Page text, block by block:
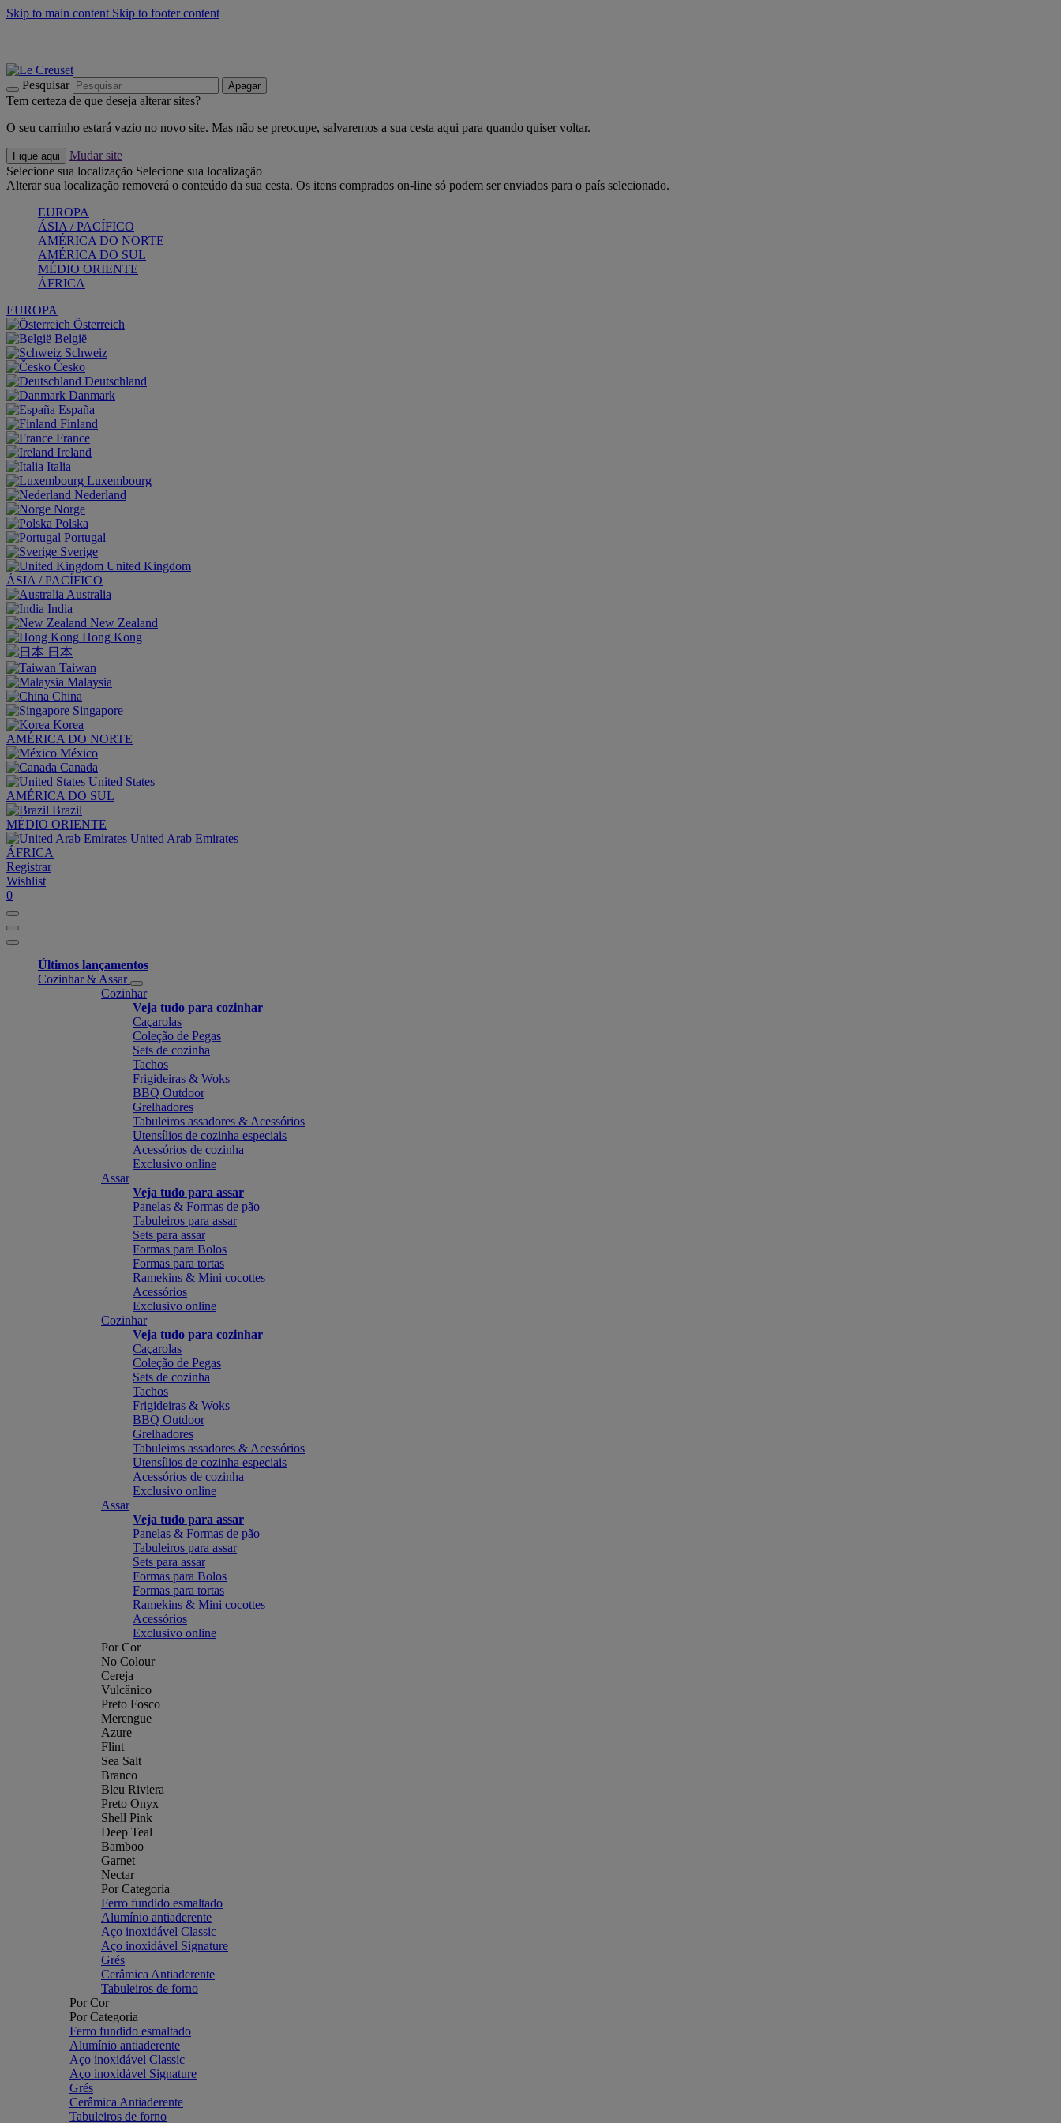
Skip to main content Skip to footer content
Pesquisar Apagar
Tem certeza de que deseja alterar sites?
O seu carrinho estará vazio no novo site. Mas não se preocupe, salvaremos a sua cesta aqui para quando quiser voltar.
Fique aqui
Mudar site
Selecione sua localização Selecione sua localização
Alterar sua localização removerá o conteúdo da sua cesta. Os itens comprados on-line só podem ser enviados para o país selecionado.
EUROPA
ÁSIA / PACÍFICO
AMÉRICA DO NORTE
AMÉRICA DO SUL
MÉDIO ORIENTE
ÁFRICA
EUROPA
Österreich
België
Schweiz
Česko
Deutschland
Danmark
España
Finland
France
Ireland
Italia
Luxembourg
Nederland
Norge
Polska
Portugal
Sverige
United Kingdom
ÁSIA / PACÍFICO
Australia
India
New Zealand
Hong Kong
日本
Taiwan
Malaysia
China
Singapore
Korea
AMÉRICA DO NORTE
México
Canada
United States
AMÉRICA DO SUL
Brazil
MÉDIO ORIENTE
United Arab Emirates
ÁFRICA
Registrar
Wishlist
0
Últimos lançamentos
Cozinhar & Assar
Cozinhar
Veja tudo para cozinhar
Caçarolas
Coleção de Pegas
Sets de cozinha
Tachos
Frigideiras & Woks
BBQ Outdoor
Grelhadores
Tabuleiros assadores & Acessórios
Utensílios de cozinha especiais
Acessórios de cozinha
Exclusivo online
Assar
Veja tudo para assar
Panelas & Formas de pão
Tabuleiros para assar
Sets para assar
Formas para Bolos
Formas para tortas
Ramekins & Mini cocottes
Acessórios
Exclusivo online
Cozinhar
Veja tudo para cozinhar
Caçarolas
Coleção de Pegas
Sets de cozinha
Tachos
Frigideiras & Woks
BBQ Outdoor
Grelhadores
Tabuleiros assadores & Acessórios
Utensílios de cozinha especiais
Acessórios de cozinha
Exclusivo online
Assar
Veja tudo para assar
Panelas & Formas de pão
Tabuleiros para assar
Sets para assar
Formas para Bolos
Formas para tortas
Ramekins & Mini cocottes
Acessórios
Exclusivo online
Por Cor
No Colour
Cereja
Vulcânico
Preto Fosco
Merengue
Azure
Flint
Sea Salt
Branco
Bleu Riviera
Preto Onyx
Shell Pink
Deep Teal
Bamboo
Garnet
Nectar
Por Categoria
Ferro fundido esmaltado
Alumínio antiaderente
Aço inoxidável Classic
Aço inoxidável Signature
Grés
Cerâmica Antiaderente
Tabuleiros de forno
Por Cor
Por Categoria
Ferro fundido esmaltado
Alumínio antiaderente
Aço inoxidável Classic
Aço inoxidável Signature
Grés
Cerâmica Antiaderente
Tabuleiros de forno